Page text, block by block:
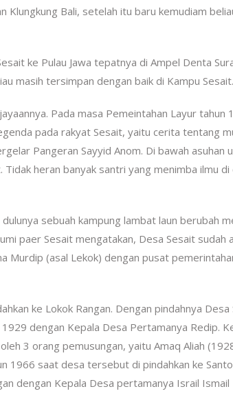
Klungkung Bali, setelah itu baru kemudiam
ke Pulau Jawa tepatnya di Ampel Denta
masih tersimpan dengan baik di Kampu Sesait.
Pada masa Pemeintahan Layur tahun
pada rakyat Sesait, yaitu cerita tentang
Pangeran Sayyid Anom. Di bawah asuhan
heran banyak santri yang menimba ilmu di
sebuah kampung lambat laun berubah
paer Sesait mengatakan, Desa Sesait sudah
Murdip (asal Lekok) dengan pusat
ke Lokok Rangan. Dengan pindahnya Desa
dengan Kepala Desa Pertamanya Redip.
3 orang pemusungan, yaitu Amaq Aliah
1966 saat desa tersebut di pindahkan ke
dengan Kepala Desa pertamanya Israil